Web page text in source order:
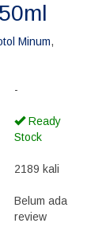
Minum,
-
Ready
Stock
2189 kali
Belum ada
review